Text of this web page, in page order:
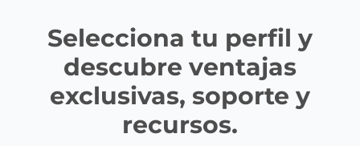
Selecciona tu perfil y
descubre ventajas
exclusivas, soporte y
recursos.